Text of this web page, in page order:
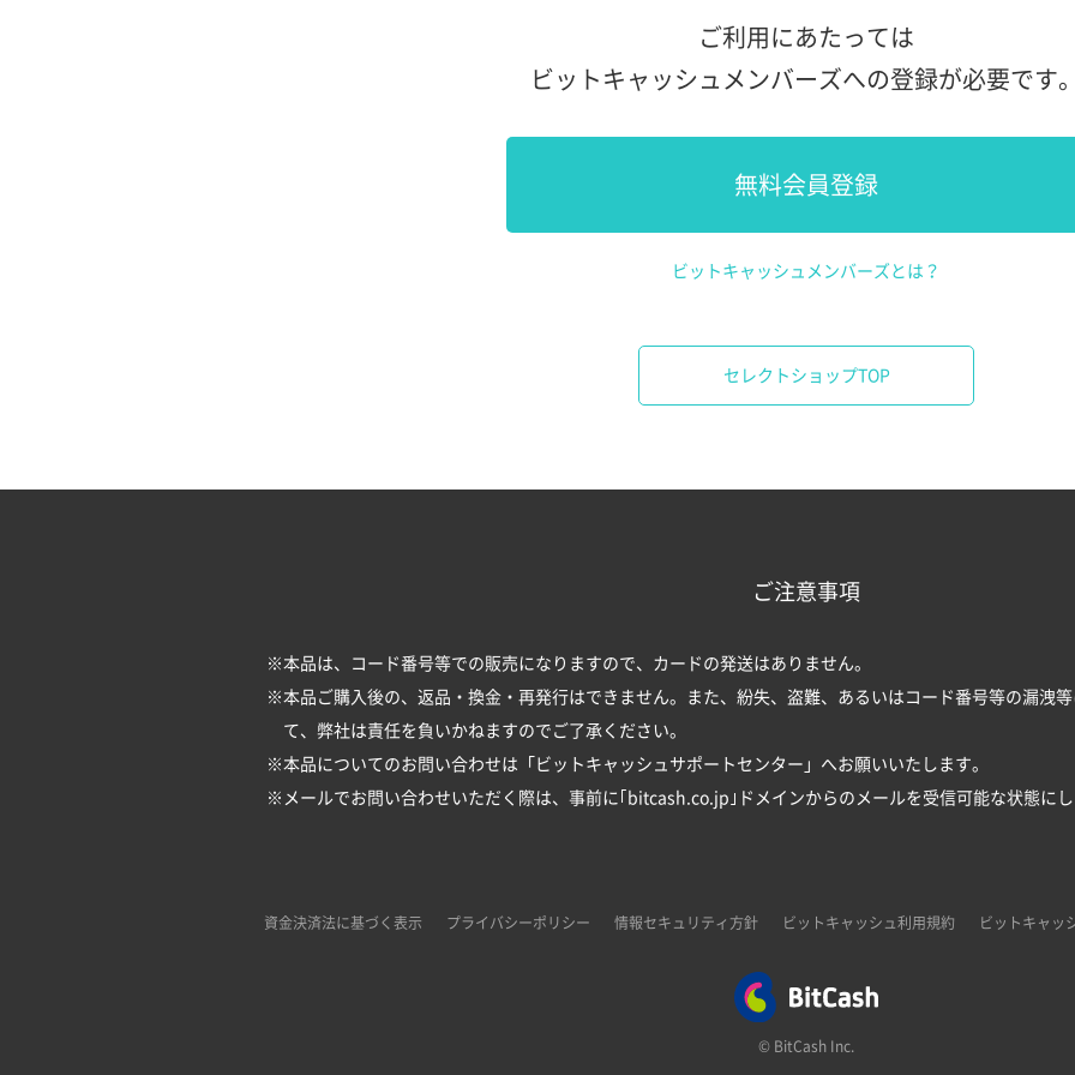
ご利用にあたっては
ビットキャッシュメンバーズへの登録が必要です
無料会員登録
ビットキャッシュメンバーズとは？
セレクトショップTOP
ご注意事項
※本品は、コード番号等での販売になりますので、カードの発送はありません。
※本品ご購入後の、返品・換金・再発行はできません。また、紛失、盗難、あるいはコード番号等の漏洩
て、弊社は責任を負いかねますのでご了承ください。
※本品についてのお問い合わせは「 ビットキャッシュサポートセンター 」へお願いいたします。
※メールでお問い合わせいただく際は、事前に｢bitcash.co.jp｣ドメインからのメールを受信可能な状態に
資金決済法に基づく表示 プライバシーポリシー 情報セキュリティ方針 ビットキャッシュ利用規約 ビットキャッ
© BitCash Inc.